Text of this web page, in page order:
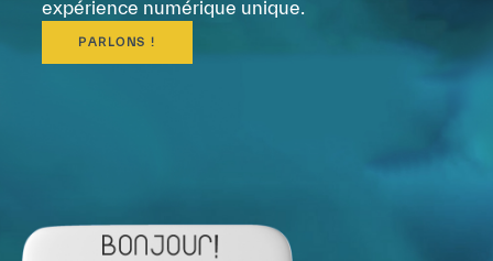
expérience numérique unique.
PARLONS !